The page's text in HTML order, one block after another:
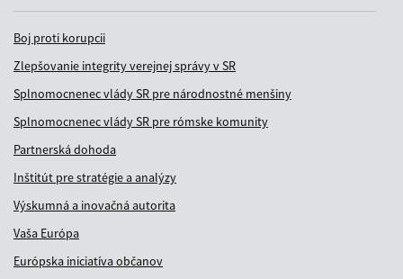
Boj proti korupcii
Zlepšovanie integrity verejnej správy v SR
Splnomocnenec vlády SR pre národnostné menšiny
Splnomocnenec vlády SR pre rómske komunity
Partnerská dohoda
Inštitút pre stratégie a analýzy
Výskumná a inovačná autorita
Vaša Európa
Európska iniciatíva občanov